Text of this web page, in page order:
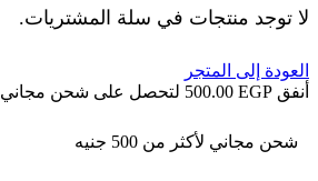
لا توجد منتجات في سلة المشتريات.
العودة إلى المتجر
أنفق
500.00 EGP لتحصل على شحن مجاني
شحن مجاني لأكثر من 500 جنيه